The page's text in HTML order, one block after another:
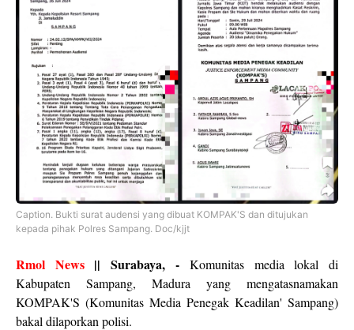
Caption. Bukti surat audensi yang dibuat KOMPAK'S dan ditujukan
kepada pihak Polres Sampang. Doc/kjjt
Rmol News|| Surabaya, -Komunitas media lokal di
Kabupaten Sampang, Madura yang mengatasnamakan
KOMPAK'S (Komunitas Media Penegak Keadilan' Sampang)
bakal dilaporkan polisi.